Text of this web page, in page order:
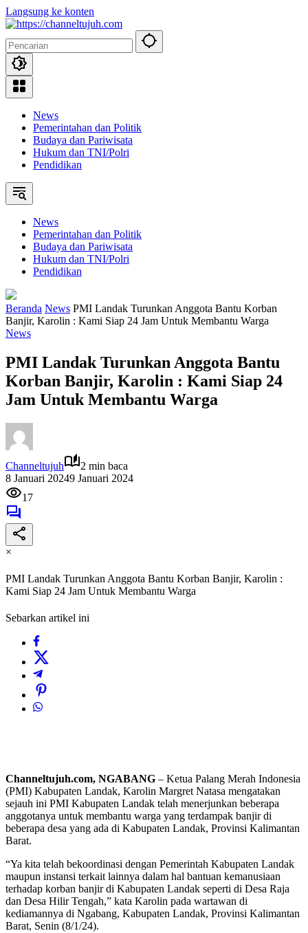
Langsung ke konten
News
Pemerintahan dan Politik
Budaya dan Pariwisata
Hukum dan TNI/Polri
Pendidikan
News
Pemerintahan dan Politik
Budaya dan Pariwisata
Hukum dan TNI/Polri
Pendidikan
Beranda News PMI Landak Turunkan Anggota Bantu Korban
Banjir, Karolin : Kami Siap 24 Jam Untuk Membantu Warga
News
PMI Landak Turunkan Anggota Bantu
Korban Banjir, Karolin : Kami Siap 24
Jam Untuk Membantu Warga
Channeltujuh
2 min baca
8 Januari 20249 Januari 2024
17
×
PMI Landak Turunkan Anggota Bantu Korban Banjir, Karolin :
Kami Siap 24 Jam Untuk Membantu Warga
Sebarkan artikel ini
Channeltujuh.com, NGABANG – Ketua Palang Merah Indonesia
(PMI) Kabupaten Landak, Karolin Margret Natasa mengatakan
sejauh ini PMI Kabupaten Landak telah menerjunkan beberapa
anggotanya untuk membantu warga yang terdampak banjir di
beberapa desa yang ada di Kabupaten Landak, Provinsi Kalimantan
Barat.
“Ya kita telah bekoordinasi dengan Pemerintah Kabupaten Landak
maupun instansi terkait lainnya dalam hal bantuan kemanusiaan
terhadap korban banjir di Kabupaten Landak seperti di Desa Raja
dan Desa Hilir Tengah,” kata Karolin pada wartawan di
kediamannya di Ngabang, Kabupaten Landak, Provinsi Kalimantan
Barat, Senin (8/1/24).